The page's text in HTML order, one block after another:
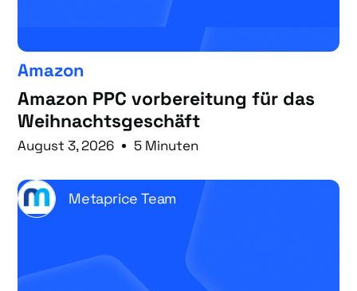
Amazon
Amazon PPC vorbereitung für das
Weihnachtsgeschäft
August 3, 2026 5 Minuten
Metaprice Team